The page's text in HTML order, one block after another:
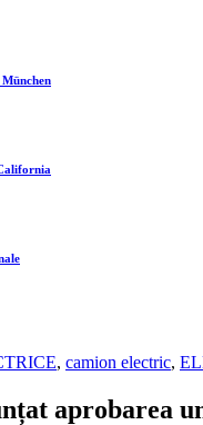
, camion electric,
aprobarea